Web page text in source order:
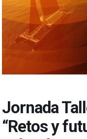
Jornada
“Retos y